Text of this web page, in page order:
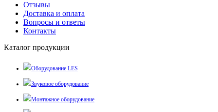
Отзывы
Доставка и оплата
Вопросы и ответы
Контакты
Каталог продукции
Оборудование LES
Звуковое оборудование
Монтажное оборудование